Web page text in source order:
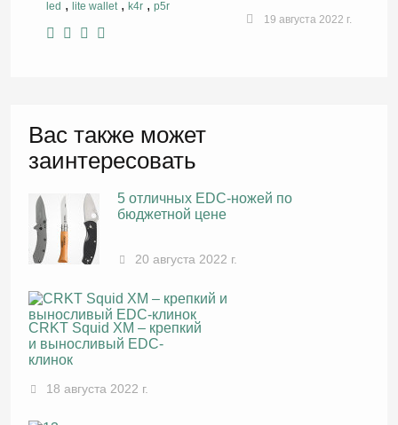
led , lite wallet , k4r , p5r
19 августа 2022 г.
Вас также может
заинтересовать
5 отличных EDC-ножей по
бюджетной цене
20 августа 2022 г.
CRKT Squid XM – крепкий
и выносливый EDC-
клинок
18 августа 2022 г.